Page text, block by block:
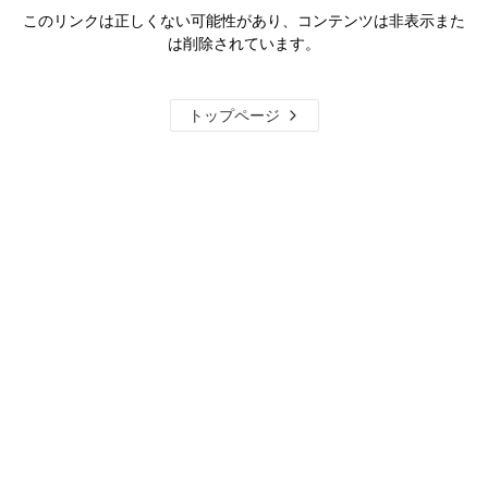
このリンクは正しくない可能性があり、コンテンツは非表示また
は削除されています。
トップページ